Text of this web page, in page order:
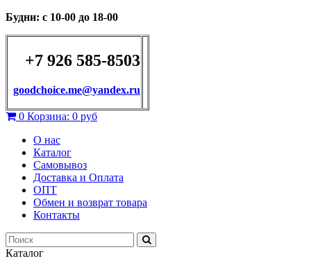
Будни: с 10-00 до 18-00
+7 926 585-8503
goodchoice.me@yandex.ru
0 Корзина: 0 руб
О нас
Каталог
Самовывоз
Доставка и Оплата
ОПТ
Обмен и возврат товара
Контакты
Каталог